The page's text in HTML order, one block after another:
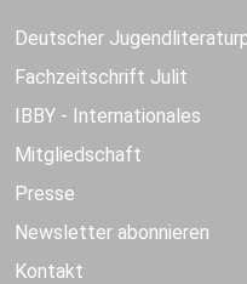
Deutscher
Fachzeitschrift Julit
IBBY - Internationales
Mitgliedschaft
Presse
Newsletter abonnieren
Kontakt